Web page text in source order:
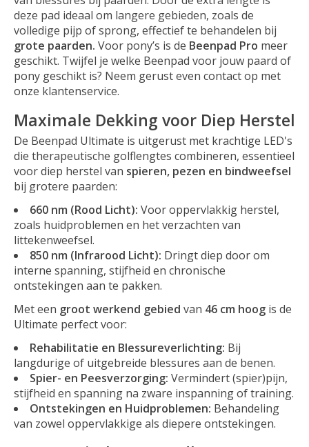
deze pad ideaal om langere gebieden, zoals de
volledige pijp of sprong, effectief te behandelen bij
grote paarden. Voor pony’s is de Beenpad Pro meer
geschikt. Twijfel je welke Beenpad voor jouw paard of
pony geschikt is? Neem gerust even contact op met
onze klantenservice.
Maximale Dekking voor Diep Herstel
De Beenpad Ultimate is uitgerust met krachtige LED's
die therapeutische golflengtes combineren, essentieel
voor diep herstel van spieren, pezen en bindweefsel
bij grotere paarden:
660 nm (Rood Licht): Voor oppervlakkig herstel,
zoals huidproblemen en het verzachten van
littekenweefsel.
850 nm (Infrarood Licht): Dringt diep door om
interne spanning, stijfheid en chronische
ontstekingen aan te pakken.
Met een groot werkend gebied van 46 cm hoog is de
Ultimate perfect voor:
Rehabilitatie en Blessureverlichting: Bij
langdurige of uitgebreide blessures aan de benen.
Spier- en Peesverzorging: Vermindert (spier)pijn,
stijfheid en spanning na zware inspanning of training.
Ontstekingen en Huidproblemen: Behandeling
van zowel oppervlakkige als diepere ontstekingen.